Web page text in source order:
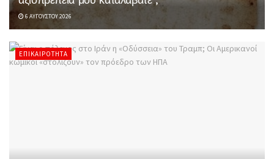
6 ΑΥΓΟΎΣΤΟΥ 2026
ΕΠΙΚΑΙΡΌΤΗΤΑ